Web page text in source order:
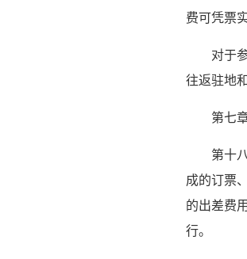
费可凭票
对于
往返驻地
第七
第十
成的订票
的出差费
行。